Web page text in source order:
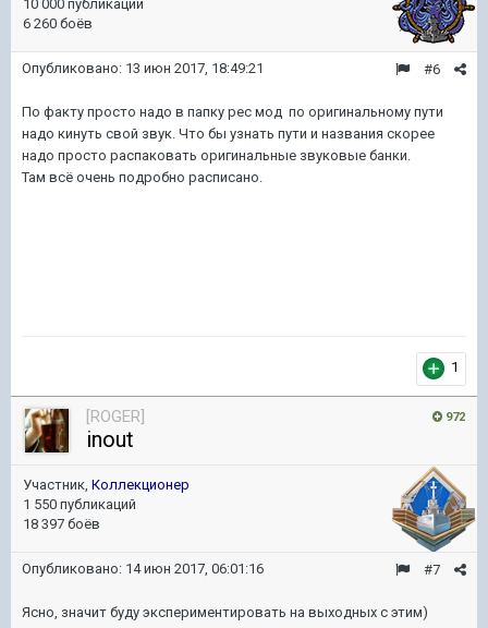
10 000 публикаций
6 260 боёв
#6
Опубликовано: 13 июн 2017, 18:49:21
По факту просто надо в папку рес мод по оригинальному пути
надо кинуть свой звук. Что бы узнать пути и названия скорее
надо просто распаковать оригинальные звуковые банки.
Там всё очень подробно расписано.
1
972
[ROGER]
inout
Участник, Коллекционер
1 550 публикаций
18 397 боёв
#7
Опубликовано: 14 июн 2017, 06:01:16
Ясно, значит буду экспериментировать на выходных с этим)